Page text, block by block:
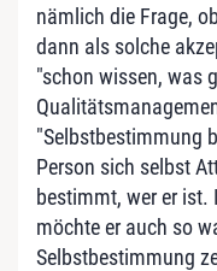
nämlich die Frage,
dann als solche
"schon wissen, was
"Selbstbestimmung
Person sich selbst
bestimmt, wer er
möchte er auch so
Selbstbestimmung